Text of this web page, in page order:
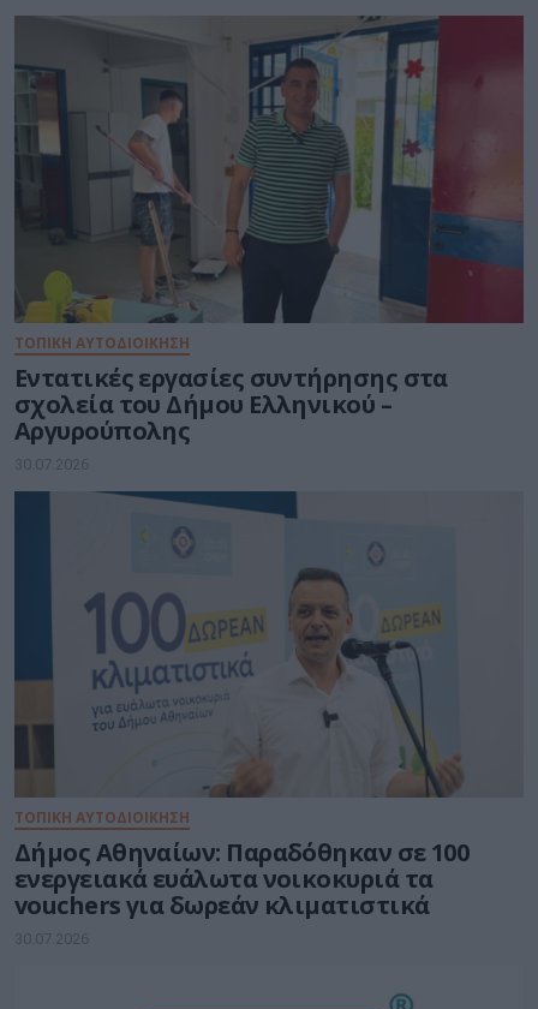
ΤΟΠΙΚΗ ΑΥΤΟΔΙΟΙΚΗΣΗ
Εντατικές εργασίες συντήρησης στα
σχολεία του Δήμου Ελληνικού –
Αργυρούπολης
30.07.2026
ΤΟΠΙΚΗ ΑΥΤΟΔΙΟΙΚΗΣΗ
Δήμος Αθηναίων: Παραδόθηκαν σε 100
ενεργειακά ευάλωτα νοικοκυριά τα
vouchers για δωρεάν κλιματιστικά
30.07.2026